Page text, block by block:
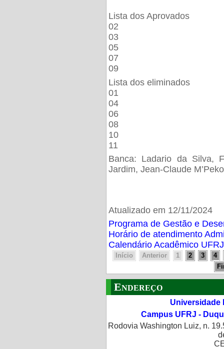
Lista dos Aprovados
02
03
05
07
09
Lista dos eliminados
01
04
06
08
10
11
Banca: Ladario da Silva,
Jardim, Jean-Claude M’Peko
Atualizado em 12/11/2024
Programa de Gestão e
Horário de atendimento
Calendário Acadêmico
Início Anterior 1 2 3
4
Endereço
Universidade
Campus UFRJ -
Rodovia Washington Luiz, n.